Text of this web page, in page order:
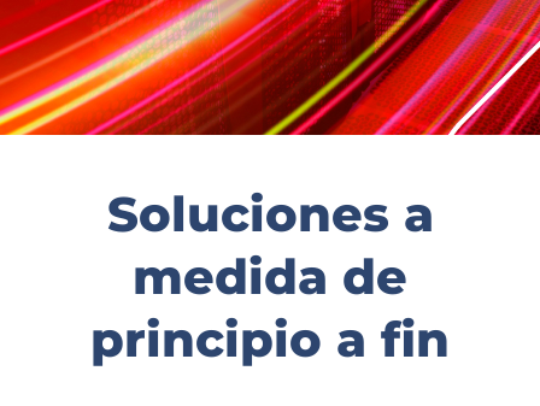
Soluciones a
medida de
principio a fin